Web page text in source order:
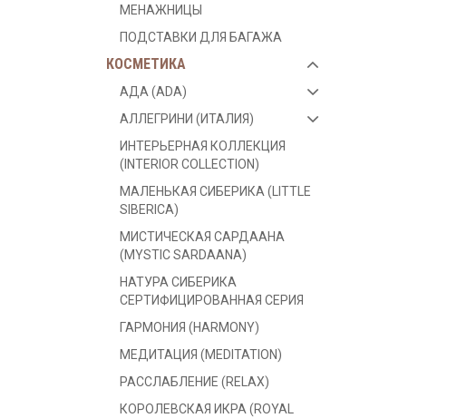
МЕНАЖНИЦЫ
ПОДСТАВКИ ДЛЯ БАГАЖА
КОСМЕТИКА
АДА (ADA)
АЛЛЕГРИНИ (ИТАЛИЯ)
ИНТЕРЬЕРНАЯ КОЛЛЕКЦИЯ
(INTERIOR COLLECTION)
МАЛЕНЬКАЯ СИБЕРИКА (LITTLE
SIBERICA)
МИСТИЧЕСКАЯ САРДААНА
(MYSTIC SARDAANA)
НАТУРА СИБЕРИКА
СЕРТИФИЦИРОВАННАЯ СЕРИЯ
ГАРМОНИЯ (HARMONY)
МЕДИТАЦИЯ (MEDITATION)
РАССЛАБЛЕНИЕ (RELAX)
КОРОЛЕВСКАЯ ИКРА (ROYAL